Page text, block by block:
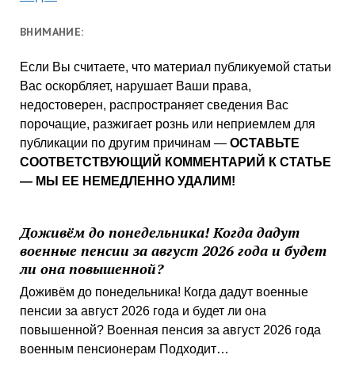
ВНИМАНИЕ:
Если Вы считаете, что материал публикуемой статьи
Вас оскорбляет, нарушает Ваши права,
недостоверен, распространяет сведения Вас
порочащие, разжигает рознь или неприемлем для
публикации по другим причинам — ОСТАВЬТЕ
СООТВЕТСТВУЮЩИЙ КОММЕНТАРИЙ К СТАТЬЕ
— МЫ ЕЕ НЕМЕДЛЕННО УДАЛИМ!
Доживём до понедельника! Когда дадут
военные пенсии за август 2026 года и будет
ли она повышенной?
Доживём до понедельника! Когда дадут военные
пенсии за август 2026 года и будет ли она
повышенной? Военная пенсия за август 2026 года
военным пенсионерам Подходит…